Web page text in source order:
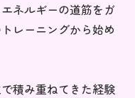
ネルギーの道筋をガ
レーニングから始め
積み重ねてきた経験